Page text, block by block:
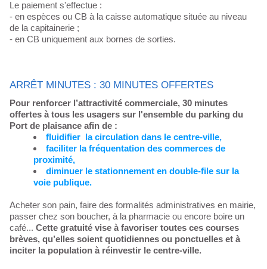
Le paiement s'effectue :
- en espèces ou CB à la caisse automatique située au niveau
de la capitainerie ;
- en CB uniquement aux bornes de sorties.
ARRÊT MINUTES : 30 MINUTES OFFERTES
Pour renforcer l’attractivité commerciale, 30 minutes
offertes à tous les usagers sur l'ensemble du parking du
Port de plaisance afin de :
​fluidifier la circulation dans le centre-ville,
faciliter la fréquentation des commerces de
proximité,
diminuer le stationnement en double-file sur la
voie publique.
Acheter son pain, faire des formalités administratives en mairie,
passer chez son boucher, à la pharmacie ou encore boire un
café... Cette gratuité vise à favoriser toutes ces courses
brèves, qu’elles soient quotidiennes ou ponctuelles et à
inciter la population à réinvestir le centre-ville.